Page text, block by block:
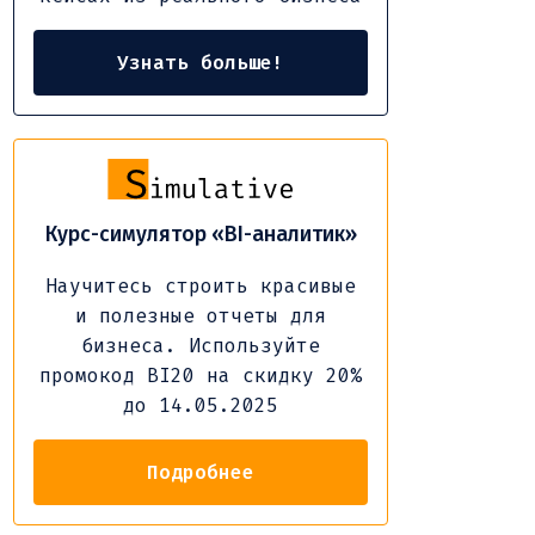
Узнать больше!
Курс-симулятор «BI-аналитик»
Научитесь строить красивые
и полезные отчеты для
бизнеса. Используйте
промокод BI20 на скидку 20%
до 14.05.2025
Подробнее